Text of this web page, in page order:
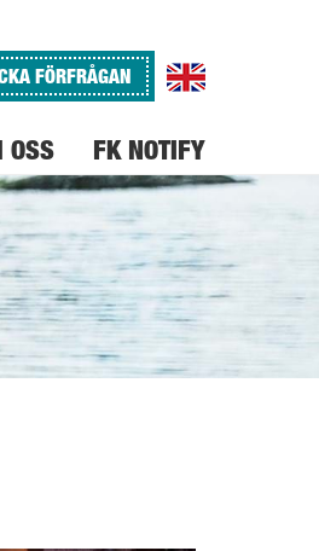
FÖRFRÅGAN
OSS FK NOTIFY